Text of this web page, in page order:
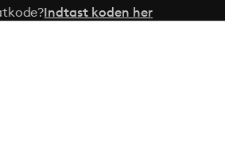
Indtast koden her